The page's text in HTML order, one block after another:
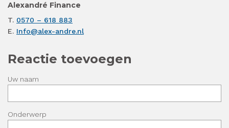
Alexandré Finance
T. 0570 – 618 883
E. Info@alex-andre.nl
Reactie toevoegen
Uw naam
Onderwerp